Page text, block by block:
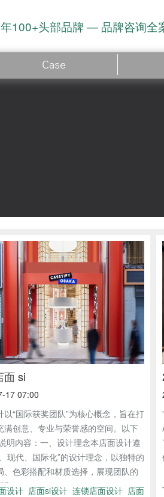
100+头部品牌 — 品牌咨询全
Case
面 si
17 07:00
以“国际获奖团队”为核心概念，旨在打
满创意、专业与荣誉感的空间。以下
明内容：一、设计理念本店面设计遵
现代、国际化”的设计理念，以独特的
、色彩搭配和材质选择，展现团队的
和...
设计 店面si设计 连锁店面设计 店面